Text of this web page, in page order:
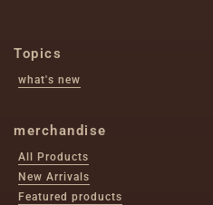
Topics
what's new
merchandise
All Products
New Arrivals
Featured products